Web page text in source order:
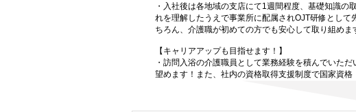
・入社後は各地域の支店にて1週間程度、基礎知識
れを理解したうえで事業所に配属されOJT研修とし
ちろん、介護職が初めての方でも安心して取り組めま
【キャリアアップも目指せます！】
・訪問入浴の介護職員として業務経験を積んでいた
望めます！また、社内の資格取得支援制度で国家資格